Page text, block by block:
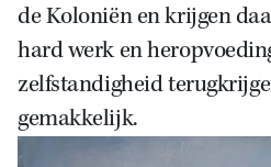
de Koloniën en krijgen
hard werk en
zelfstandigheid
gemakkelijk.